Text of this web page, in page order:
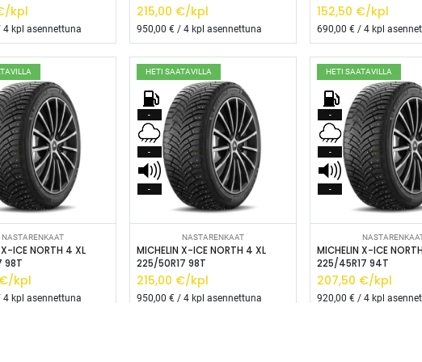
kpl
4 kpl asennettuna
215,00 €/kpl
950,00 € / 4 kpl asennettuna
152,50 €/kpl
690,00 € / 4 kpl
Lisää ostoskoriin
NASTARENKAAT
X-ICE NORTH 4 XL
98T
€/kpl
4 kpl asennettuna
HETI SAATAVILLA
-
-
-
Lisää ostoskoriin
NASTARENKAAT
MICHELIN X-ICE NORTH 4 XL
225/50R17 98T
215,00 €/kpl
950,00 € / 4 kpl asennettuna
HETI SAATAVILLA
-
-
-
Lisää
MICHELIN X-ICE
225/45R17 94T
207,50 €/kpl
920,00 € / 4 kpl